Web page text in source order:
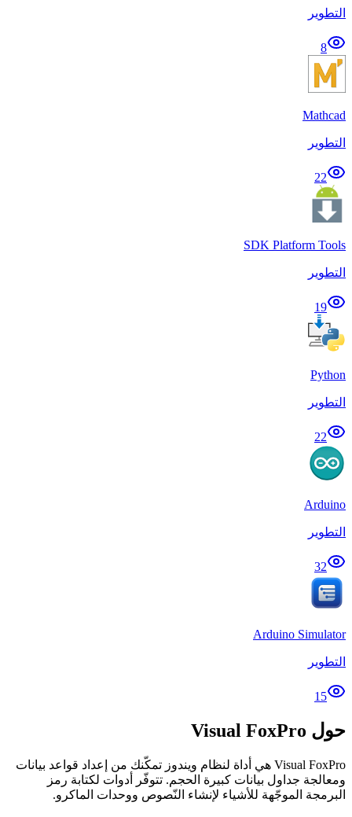
التطوير
8
Mathcad
التطوير
22
SDK Platform Tools
التطوير
19
Python
التطوير
22
Arduino
التطوير
32
Arduino Simulator
التطوير
15
حول Visual FoxPro
Visual FoxPro هي أداة لنظام ويندوز تمكّنك من إعداد قواعد بيانات
ومعالجة جداول بيانات كبيرة الحجم. تتوفّر أدوات لكتابة رمز
البرمجة الموجّهة للأشياء لإنشاء النّصوص ووحدات الماكرو.